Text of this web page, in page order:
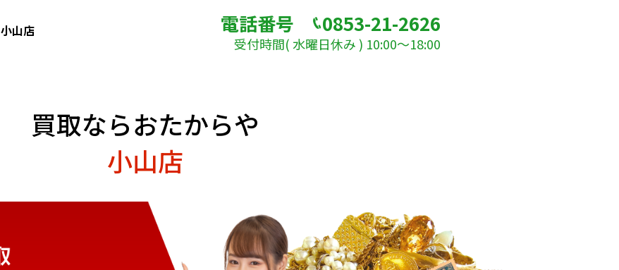
小山店 電話番号 0853-21-2626
受付時間( 水曜日休み ) 10:00～18:00
買取ならおたからや
小山店